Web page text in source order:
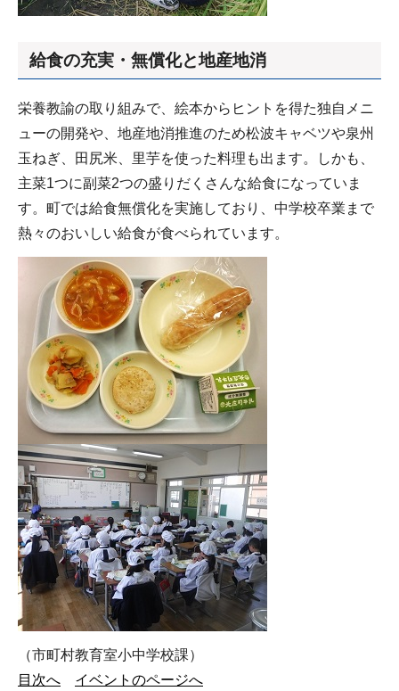
給食の充実・無償化と地産地消
栄養教諭の取り組みで、絵本からヒントを得た独自メニ
ューの開発や、地産地消推進のため松波キャベツや泉州
玉ねぎ、田尻米、里芋を使った料理も出ます。しかも、
主菜1つに副菜2つの盛りだくさんな給食になっていま
す。町では給食無償化を実施しており、中学校卒業まで
熱々のおいしい給食が食べられています。
（市町村教育室小中学校課）
目次へ
イベントのページへ